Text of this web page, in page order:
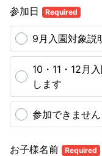
参加日 Required
9月入園対象
10・11・12月
します
参加できません
お子様名前 Required